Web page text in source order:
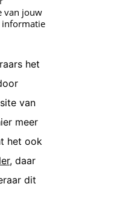
van jouw
informatie
het
van
meer
het ook
, daar
dit